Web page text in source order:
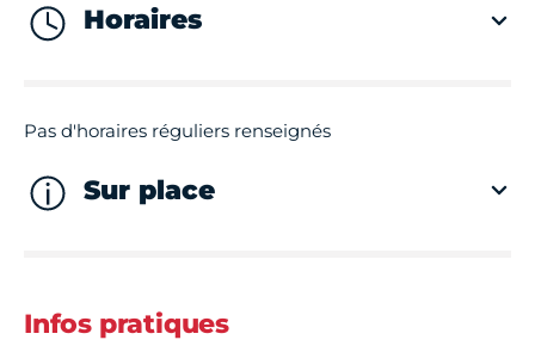
Horaires
Pas d'horaires réguliers renseignés
Sur place
Infos pratiques